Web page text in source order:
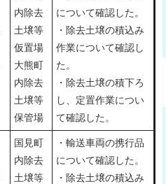
内除去
土壌等
仮置場
大熊町
内除去
土壌等
保管場
について確認した。
・除去土壌の積込み
作業について確認し
た。
・除去土壌の積下ろ
し、定置作業につい
て確認した。
国見町
内除去
土壌等
・輸送車両の携行品
について確認した。
・除去土壌の積込み